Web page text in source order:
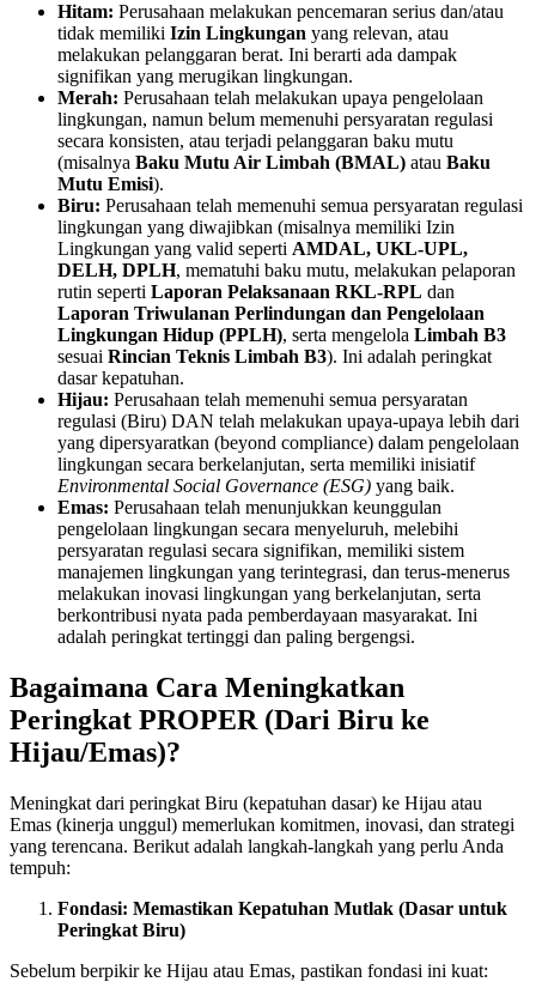
Hitam: Perusahaan melakukan pencemaran serius dan/atau
tidak memiliki Izin Lingkungan yang relevan, atau
melakukan pelanggaran berat. Ini berarti ada dampak
signifikan yang merugikan lingkungan.
Merah: Perusahaan telah melakukan upaya pengelolaan
lingkungan, namun belum memenuhi persyaratan regulasi
secara konsisten, atau terjadi pelanggaran baku mutu
(misalnya Baku Mutu Air Limbah (BMAL) atau Baku
Mutu Emisi).
Biru: Perusahaan telah memenuhi semua persyaratan regulasi
lingkungan yang diwajibkan (misalnya memiliki Izin
Lingkungan yang valid seperti AMDAL, UKL-UPL,
DELH, DPLH, mematuhi baku mutu, melakukan pelaporan
rutin seperti Laporan Pelaksanaan RKL-RPL dan
Laporan Triwulanan Perlindungan dan Pengelolaan
Lingkungan Hidup (PPLH), serta mengelola Limbah B3
sesuai Rincian Teknis Limbah B3). Ini adalah peringkat
dasar kepatuhan.
Hijau: Perusahaan telah memenuhi semua persyaratan
regulasi (Biru) DAN telah melakukan upaya-upaya lebih dari
yang dipersyaratkan (beyond compliance) dalam pengelolaan
lingkungan secara berkelanjutan, serta memiliki inisiatif
Environmental Social Governance (ESG) yang baik.
Emas: Perusahaan telah menunjukkan keunggulan
pengelolaan lingkungan secara menyeluruh, melebihi
persyaratan regulasi secara signifikan, memiliki sistem
manajemen lingkungan yang terintegrasi, dan terus-menerus
melakukan inovasi lingkungan yang berkelanjutan, serta
berkontribusi nyata pada pemberdayaan masyarakat. Ini
adalah peringkat tertinggi dan paling bergengsi.
Bagaimana Cara Meningkatkan
Peringkat PROPER (Dari Biru ke
Hijau/Emas)?
Meningkat dari peringkat Biru (kepatuhan dasar) ke Hijau atau
Emas (kinerja unggul) memerlukan komitmen, inovasi, dan strategi
yang terencana. Berikut adalah langkah-langkah yang perlu Anda
tempuh:
Fondasi: Memastikan Kepatuhan Mutlak (Dasar untuk
Peringkat Biru)
Sebelum berpikir ke Hijau atau Emas, pastikan fondasi ini kuat: